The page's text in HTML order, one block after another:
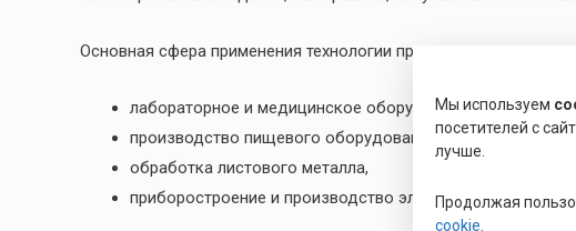
Основная сфера применения технологии приваривания
лабораторное и медицинское оборудование,
производство пищевого оборудования,
обработка листового металла,
приборостроение и производство электротехнических
Мы используем
посетителей с
лучше.
Продолжая
cookie